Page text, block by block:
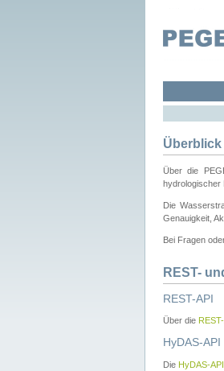
Überblick
Über die
hydrologischer
Die
Genauigkeit,
Bei Fragen
REST-
REST-API
Über die
HyDAS-API
Die HyDAS-API